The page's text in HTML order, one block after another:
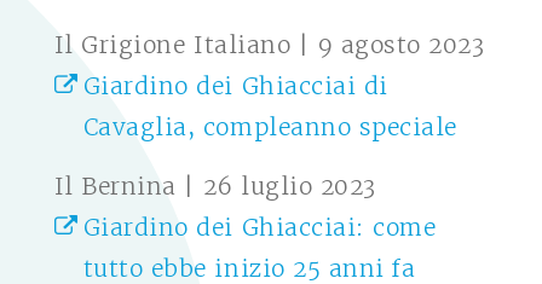
Il Grigione Italiano | 9 agosto 2023
Giardino dei Ghiacciai di
Cavaglia, compleanno speciale
Il Bernina | 26 luglio 2023
Giardino dei Ghiacciai: come
tutto ebbe inizio 25 anni fa